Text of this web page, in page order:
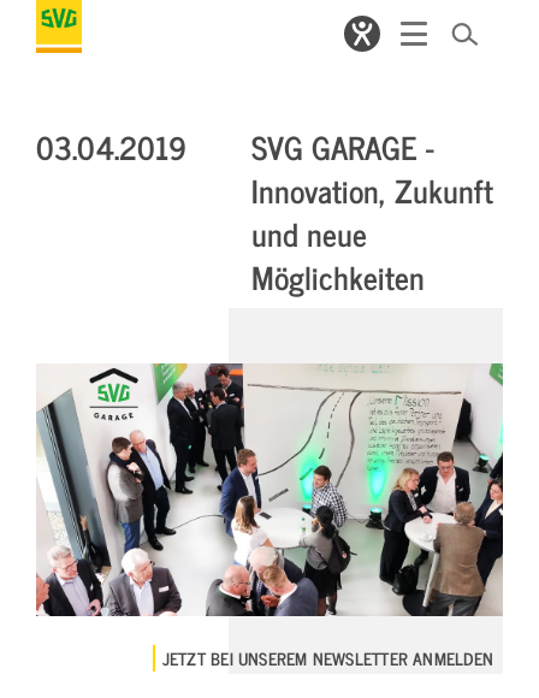
03.04.2019
SVG GARAGE -
Innovation, Zukunft
und neue
Möglichkeiten
JETZT BEI UNSEREM NEWSLETTER ANMELDEN